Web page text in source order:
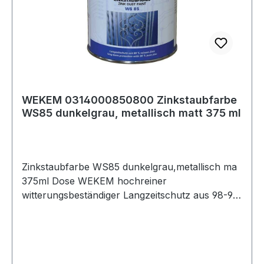
WEKEM 0314000850800 Zinkstaubfarbe
WS85 dunkelgrau, metallisch matt 375 ml
Zinkstaubfarbe WS85 dunkelgrau,metallisch ma
375ml Dose WEKEM hochreiner
witterungsbeständiger Langzeitschutz aus 98-99